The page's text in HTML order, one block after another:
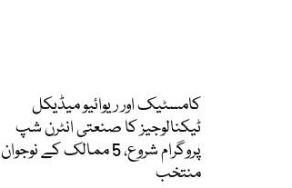
کامسٹیک اور ریوائیو میڈیکل
ٹیکنالوجیز کا صنعتی انٹرن شپ
پروگرام شروع، 5 ممالک کے نوجوان
منتخب